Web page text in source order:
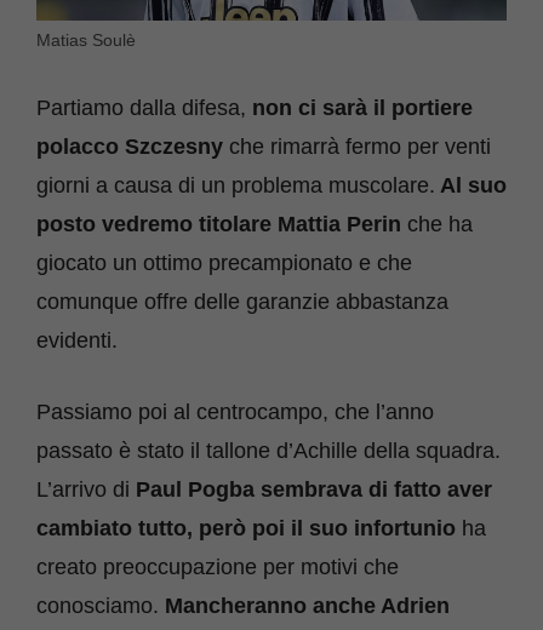
Matias Soulè
Partiamo dalla difesa, non ci sarà il portiere
polacco Szczesny che rimarrà fermo per venti
giorni a causa di un problema muscolare. Al suo
posto vedremo titolare Mattia Perin che ha
giocato un ottimo precampionato e che
comunque offre delle garanzie abbastanza
evidenti.
Passiamo poi al centrocampo, che l’anno
passato è stato il tallone d’Achille della squadra.
L’arrivo di Paul Pogba sembrava di fatto aver
cambiato tutto, però poi il suo infortunio ha
creato preoccupazione per motivi che
conosciamo. Mancheranno anche Adrien